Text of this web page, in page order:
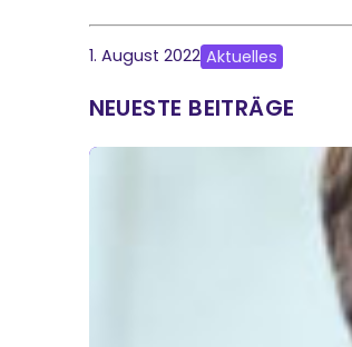
1. August 2022 Aktuelles
NEUESTE BEITRÄGE